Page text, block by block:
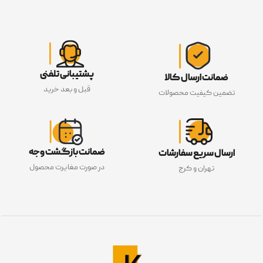
ضمانت ارسال کالا
تضمین کیفیت محصولات
پشتیبانی تلفنی
قبل و بعد خرید
ارسال سریع سفارشات
تهران و کرج
ضمانت بازگشت وجه
در صورت مغایرت محصول